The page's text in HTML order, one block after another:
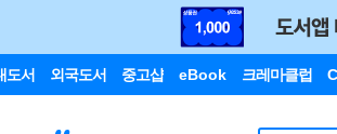
도서 외국도서 중고샵 eBook 크레마클럽